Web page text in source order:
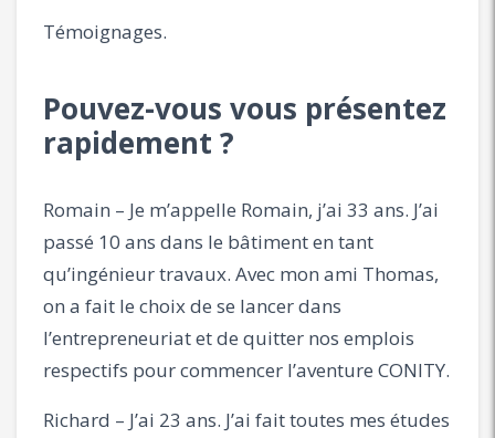
Témoignages.
Pouvez-vous vous présentez
rapidement ?
Romain – Je m’appelle Romain, j’ai 33 ans. J’ai
passé 10 ans dans le bâtiment en tant
qu’ingénieur travaux. Avec mon ami Thomas,
on a fait le choix de se lancer dans
l’entrepreneuriat et de quitter nos emplois
respectifs pour commencer l’aventure CONITY.
Richard – J’ai 23 ans. J’ai fait toutes mes études